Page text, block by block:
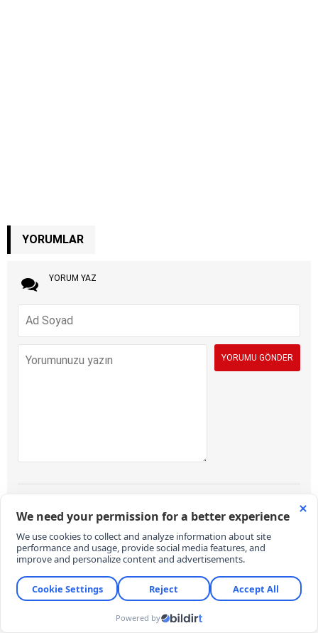
YORUMLAR
YORUM YAZ
hürriyetinin kullanımı için vardır. Sayfalarımız, temel insan haklarına,
hukuka, inanca ve farklı fikirlere saygı temelinde ve demokratik
imla kalitesi gazete kadar okurların da sorumluluğundadır. Hakaret,
küfür, rencide edici cümleler veya imalar, imla kuralları ile yazılmamış,
Türkçe karakter kullanılmayan ve büyük harflerle yazılmış yorumlar
kullanıcı adlarıyla gönderilen veya haber ve yazının bağlamının
dışında yazılan yorumlar da içeriğine bakılmaksızın
onaylanmamaktadır.